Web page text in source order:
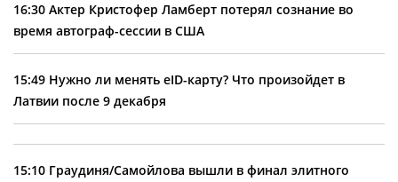
16:30 Актер Кристофер Ламберт потерял сознание во
время автограф-сессии в США
15:49 Нужно ли менять eID-карту? Что произойдет в
Латвии после 9 декабря
15:10 Граудиня/Самойлова вышли в финал элитного